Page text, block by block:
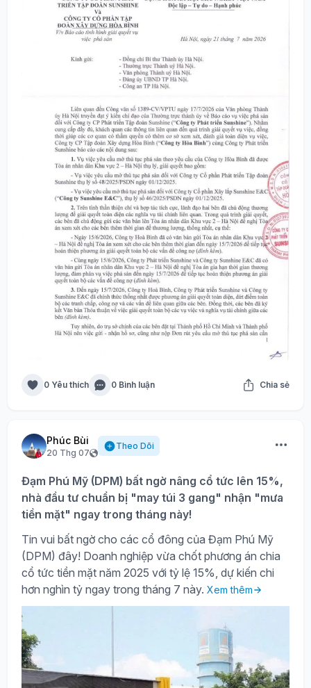
0 Yêu thích 0 Bình luận Chia sẻ
Phúc Bùi
20 Thg 07
Theo Dõi
Đạm Phú Mỹ (DPM) bất ngờ nâng cổ tức lên 15%,
nhà đầu tư chuẩn bị "may túi 3 gang" nhận "mưa
tiền mặt" ngay trong tháng này!
Tin vui bất ngờ cho các cổ đông của Đạm Phú Mỹ
(DPM) đây! Doanh nghiệp vừa chốt phương án chia
cổ tức tiền mặt năm 2025 với tỷ lệ 15%, dự kiến chi
hơn nghìn tỷ ngay trong tháng 7 này. Xem thêm